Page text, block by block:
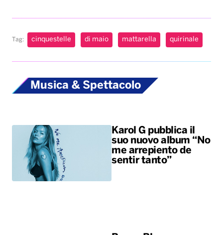
Tag: cinquestelle di maio mattarella quirinale
Musica & Spettacolo
Karol G pubblica il
suo nuovo album “No
me arrepiento de
sentir tanto”